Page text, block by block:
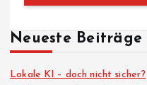
Neueste Beiträge
Lokale KI – doch nicht sicher?